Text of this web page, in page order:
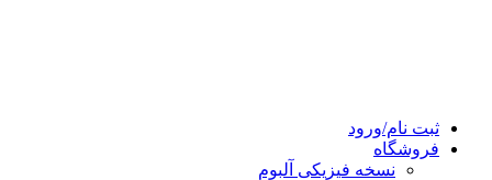
ثبت نام/ورود
فروشگاه
نسخه فیزیکی آلبوم